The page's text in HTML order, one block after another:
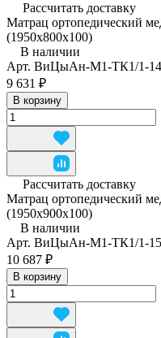
Рассчитать доставку
Матрац ортопедический
(1950x800x100)
В наличии
Арт. ВиЦыАн-М1-ТК1/1-14
9 631 ₽
В корзину
Рассчитать доставку
Матрац ортопедический
(1950x900x100)
В наличии
Арт. ВиЦыАн-М1-ТК1/1-15
10 687 ₽
В корзину